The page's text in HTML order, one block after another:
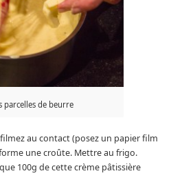
parcelles de beurre
au contact (posez un papier film
une croûte. Mettre au frigo.
100g de cette crème pâtissière